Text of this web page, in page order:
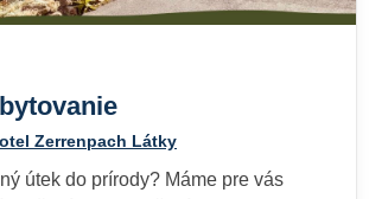
Zerrenpach Látky
útek do prírody? Máme pre vás